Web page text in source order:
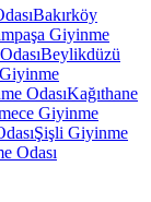
Bakırköy
Giyinme
Beylikdüzü
OdasıKağıthane
Giyinme
Şişli Giyinme
Odası